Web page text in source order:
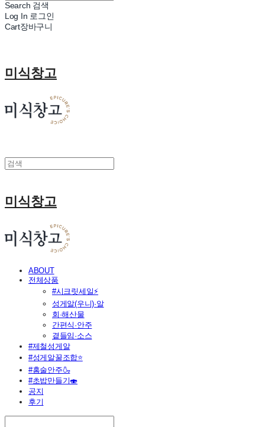
Search 검색
Log In 로그인
Cart장바구니
미식창고
미식창고
ABOUT
전체상품
#시크릿세일⚡
성게알(우니)·알
회·해산물
간편식·안주
곁들임·소스
#제철성게알
#성게알꿀조합⭐
#홈술안주🍶
#초밥만들기🍣
공지
후기